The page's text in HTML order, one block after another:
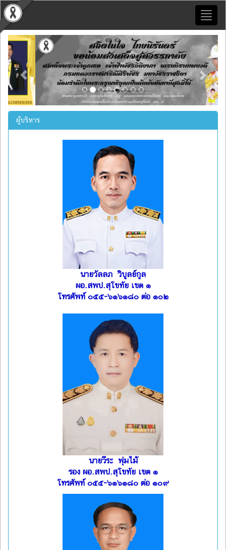
Previous Next
ผู้บริหาร
นายวัลลภ วิบูลย์กูล
ผอ.สพป.สุโขทัย เขต ๑
โทรศัพท์ ๐๕๕-๖๑๖๑๘๐ ต่อ ๑๐๒
นายวีระ พุ่มไม้
รอง ผอ.สพป.สุโขทัย เขต ๑
โทรศัพท์ ๐๕๕-๖๑๖๑๘๐ ต่อ ๑๐๙